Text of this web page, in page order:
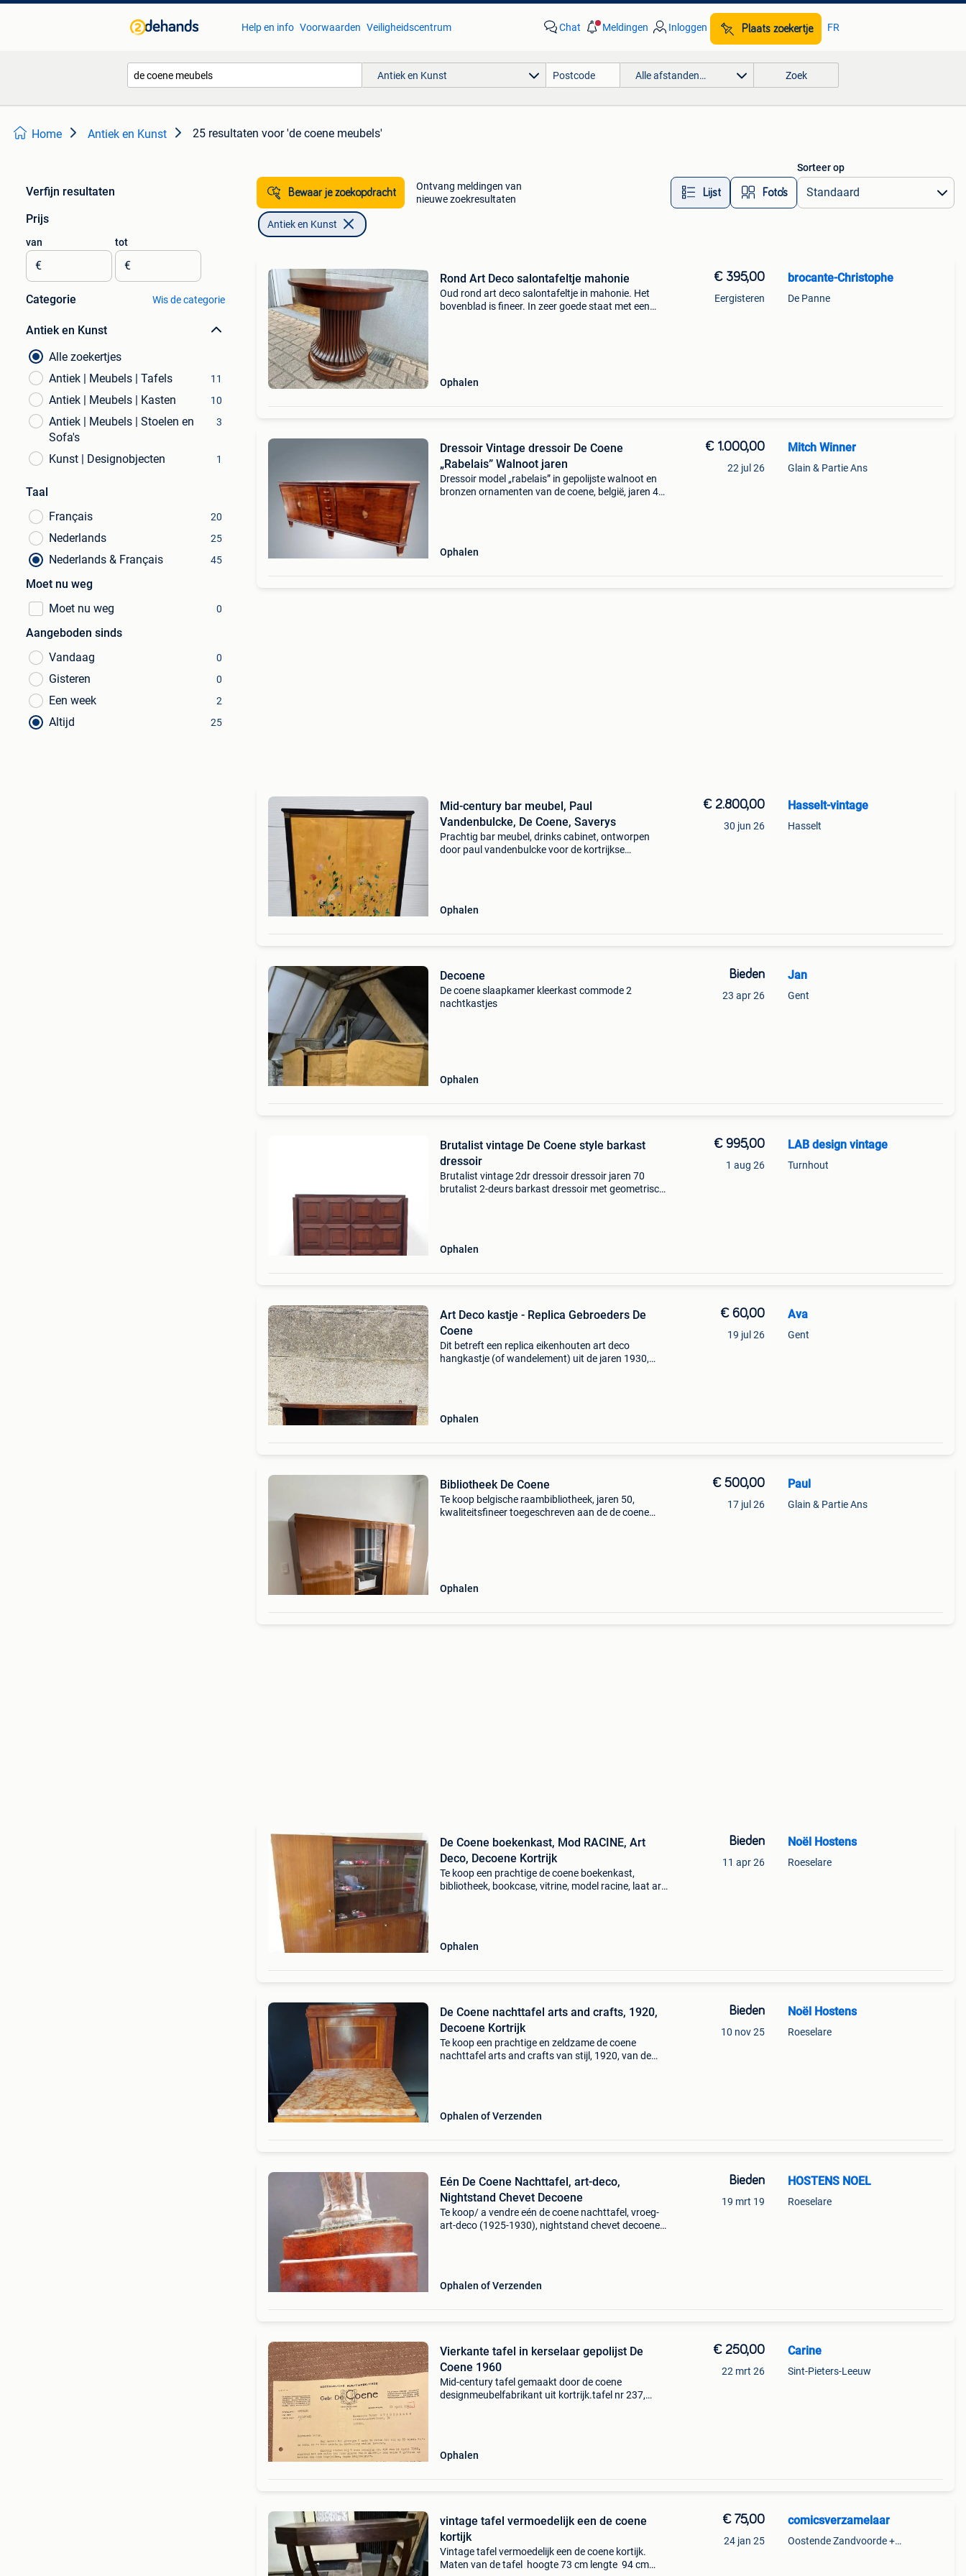
Help en info Voorwaarden Veiligheidscentrum Chat Meldingen Inloggen Plaats zoekertje FR
Antiek en Kunst Alle afstanden… Zoek
Home Antiek en Kunst 25 resultaten voor 'de coene meubels'
Verfijn resultaten
Prijs
van
€
tot
€
Categorie Wis de categorie
Antiek en Kunst
Alle zoekertjes
Antiek | Meubels | Tafels
11
Antiek | Meubels | Kasten 10
Antiek | Meubels | Stoelen en
Sofa's
3
Kunst | Designobjecten 1
Taal
Français
20
Nederlands 25
Nederlands & Français 45
Moet nu weg
Moet nu weg
0
Aangeboden sinds
Vandaag
0
Gisteren 0
Een week 2
Altijd 25
Bewaar je zoekopdracht
Ontvang meldingen van
nieuwe zoekresultaten
Lijst Foto’s
Sorteer op
Antiek en Kunst
Rond Art Deco salontafeltje mahonie
Oud rond art deco salontafeltje in mahonie. Het
bovenblad is fineer. In zeer goede staat met een
Ophalen
€ 395,00
Eergisteren
brocante-Christophe
De Panne
Dressoir Vintage dressoir De Coene
„Rabelais” Walnoot jaren
Dressoir model „rabelais” in gepolijste walnoot en
bronzen ornamenten van de coene, belgië, jaren 40
Ophalen
€ 1.000,00
22 jul 26
Mitch Winner
Glain & Partie Ans
Mid-century bar meubel, Paul
Vandenbulcke, De Coene, Saverys
Prachtig bar meubel, drinks cabinet, ontworpen
door paul vandenbulcke voor de kortrijkse
Ophalen
€ 2.800,00
30 jun 26
Hasselt-vintage
Hasselt
Decoene
De coene slaapkamer kleerkast commode 2
nachtkastjes
Ophalen
Bieden
23 apr 26
Jan
Gent
Brutalist vintage De Coene style barkast
dressoir
Brutalist vintage 2dr dressoir dressoir jaren 70
brutalist 2-deurs barkast dressoir met geometrisch
Ophalen
€ 995,00
1 aug 26
LAB design vintage
Turnhout
Art Deco kastje - Replica Gebroeders De
Coene
Dit betreft een replica eikenhouten art deco
hangkastje (of wandelement) uit de jaren 1930,
Ophalen
€ 60,00
19 jul 26
Ava
Gent
Bibliotheek De Coene
Te koop belgische raambibliotheek, jaren 50,
kwaliteitsfineer toegeschreven aan de de coene
Ophalen
€ 500,00
17 jul 26
Paul
Glain & Partie Ans
De Coene boekenkast, Mod RACINE, Art
Deco, Decoene Kortrijk
Te koop een prachtige de coene boekenkast,
bibliotheek, bookcase, vitrine, model racine, laat art
Ophalen
Bieden
11 apr 26
Noël Hostens
Roeselare
De Coene nachttafel arts and crafts, 1920,
Decoene Kortrijk
Te koop een prachtige en zeldzame de coene
nachttafel arts and crafts van stijl, 1920, van de
Ophalen of Verzenden
Bieden
10 nov 25
Noël Hostens
Roeselare
Eén De Coene Nachttafel, art-deco,
Nightstand Chevet Decoene
Te koop/ a vendre eén de coene nachttafel, vroeg-
art-deco (1925-1930), nightstand chevet decoene.
Ophalen of Verzenden
Bieden
19 mrt 19
HOSTENS NOEL
Roeselare
Vierkante tafel in kerselaar gepolijst De
Coene 1960
Mid-century tafel gemaakt door de coene
designmeubelfabrikant uit kortrijk.tafel nr 237,
Ophalen
€ 250,00
22 mrt 26
Carine
Sint-Pieters-Leeuw
vintage tafel vermoedelijk een de coene
kortijk
Vintage tafel vermoedelijk een de coene kortijk.
Maten van de tafel hoogte 73 cm lengte 94 cm
€ 75,00
24 jan 25
comicsverzamelaar
Oostende Zandvoorde +Oostende